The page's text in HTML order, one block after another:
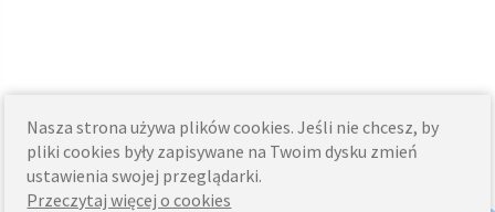
Nasza strona używa plików cookies. Jeśli nie chcesz, by
pliki cookies były zapisywane na Twoim dysku zmień
ustawienia swojej przeglądarki.
Przeczytaj więcej o cookies